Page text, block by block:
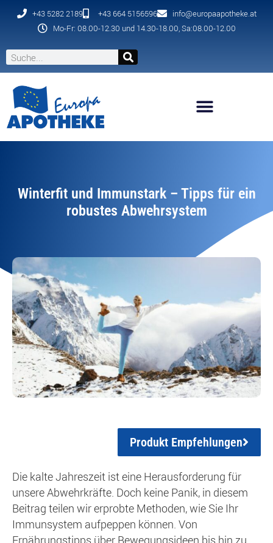
+43 5282 2189 +43 664 5156596
info@europaapotheke.at
Mo-Fr: 08.00-12.30 und 14.30-18.00, Sa:08.00-12.00
Winterfit und Immunstark – Tipps für ein
robustes Abwehrsystem
Produkt Empfehlungen
Die kalte Jahreszeit ist eine Herausforderung für
unsere Abwehrkräfte. Doch keine Panik, in diesem
Beitrag teilen wir erprobte Methoden, wie Sie Ihr
Immunsystem aufpeppen können. Von
Ernährungstipps über Bewegungsideen bis hin zu